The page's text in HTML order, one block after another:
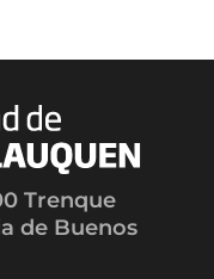
Trenque
de Buenos